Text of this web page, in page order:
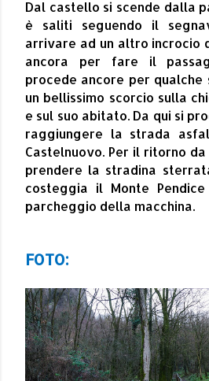
Dal castello si scende dalla
è saliti seguendo il
arrivare ad un altro incrocio
ancora per fare il
procede ancore per qualche
un bellissimo scorcio sulla
e sul suo abitato. Da qui si
raggiungere la strada
Castelnuovo. Per il ritorno
prendere la stradina
costeggia il Monte
parcheggio della macchina.
FOTO: